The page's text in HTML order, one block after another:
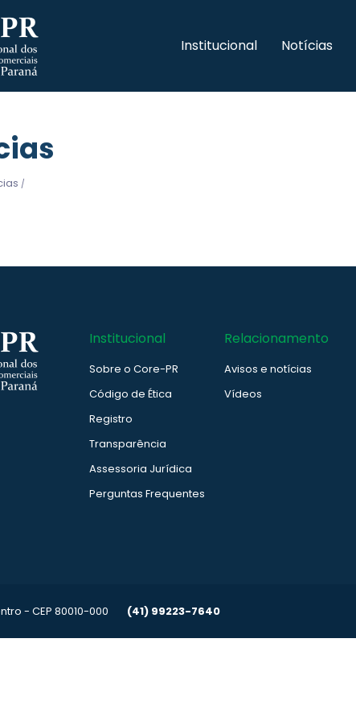
Institucional Notícias
/
Institucional
Sobre o Core-PR
Código de Ética
Registro
Transparência
Assessoria Jurídica
Perguntas Frequentes
Relacionamento
Avisos e notícias
Vídeos
- CEP 80010-000 (41) 99223-7640